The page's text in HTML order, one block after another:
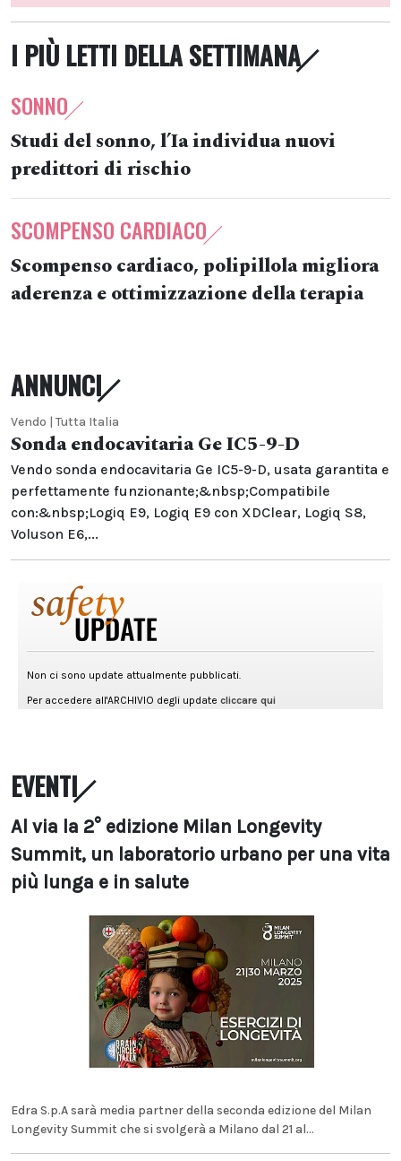
I PIÙ LETTI DELLA SETTIMANA
SONNO
Studi del sonno, l’Ia individua nuovi
predittori di rischio
SCOMPENSO CARDIACO
Scompenso cardiaco, polipillola migliora
aderenza e ottimizzazione della terapia
ANNUNCI
Vendo | Tutta Italia
Sonda endocavitaria Ge IC5-9-D
Vendo sonda endocavitaria Ge IC5-9-D, usata garantita e
perfettamente funzionante;&nbsp;Compatibile
con:&nbsp;Logiq E9, Logiq E9 con XDClear, Logiq S8,
Voluson E6,...
EVENTI
Al via la 2° edizione Milan Longevity
Summit, un laboratorio urbano per una vita
più lunga e in salute
Edra S.p.A sarà media partner della seconda edizione del Milan
Longevity Summit che si svolgerà a Milano dal 21 al...